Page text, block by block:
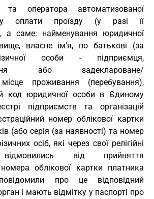
та оператора автоматизованої
оплати проїзду (у разі її
а саме: найменування юридичної
власне ім’я, по батькові (за
особи - підприємця,
або задеклароване/
проживання (перебування),
код юридичної особи в Єдиному
підприємств та організацій
номер облікової картки
(або серія (за наявності) та номер
осіб, які через свої релігійні
відмовились від прийняття
номера облікової картки платника
про це відповідний
і мають відмітку у паспорті про